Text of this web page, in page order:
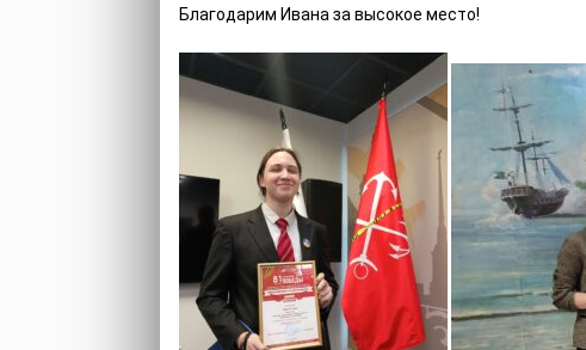
Благодарим Ивана за высокое место!